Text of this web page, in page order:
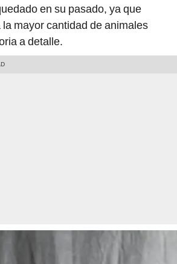
en su pasado, ya que
mayor cantidad de animales
a detalle.